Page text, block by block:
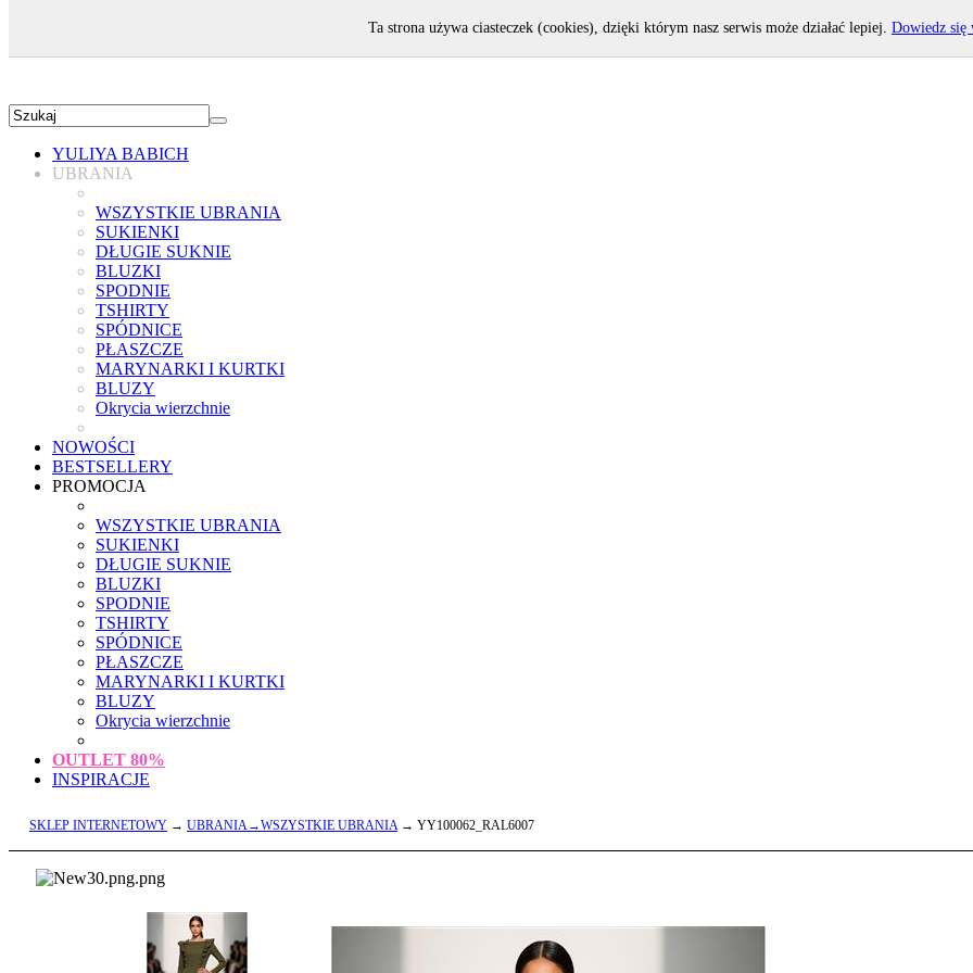
YULIYA BABICH
UBRANIA
WSZYSTKIE UBRANIA
SUKIENKI
DŁUGIE SUKNIE
BLUZKI
SPODNIE
TSHIRTY
SPÓDNICE
PŁASZCZE
MARYNARKI I KURTKI
BLUZY
Okrycia wierzchnie
NOWOŚCI
BESTSELLERY
PROMOCJA
WSZYSTKIE UBRANIA
SUKIENKI
DŁUGIE SUKNIE
BLUZKI
SPODNIE
TSHIRTY
SPÓDNICE
PŁASZCZE
MARYNARKI I KURTKI
BLUZY
Okrycia wierzchnie
OUTLET 80%
INSPIRACJE
SKLEP INTERNETOWY → UBRANIA→WSZYSTKIE UBRANIA→ YY100062_RAL6007
Ta strona używa ciasteczek (cookies), dzięki którym nasz serwis może działać lepiej. Dowiedz się